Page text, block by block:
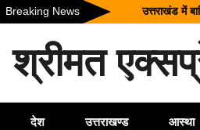
Skip
to
Breaking News
उत्तराखंड में
उत्तराखंड को
भारत में आएंगे
धराली आपदा
श्रीमत
देश उत्तराखण्ड आस्था